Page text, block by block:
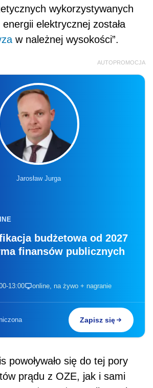
wykorzystywanych
elektrycznej została
w należnej wysokości”.
AUTOPROMOCJA
Jarosław Jurga
budżetowa od 2027
finansów publicznych
13:00 online, na żywo + nagranie
Zapisz się
powoływało się do tej pory
prądu z OZE, jak i sami